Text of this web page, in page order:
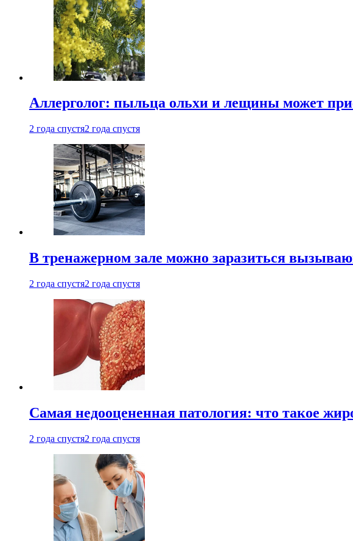
Аллерголог: пыльца ольхи и лещины может
2 года спустя2 года спустя
В тренажерном зале можно заразиться
2 года спустя2 года спустя
Самая недооцененная патология: что такое
2 года спустя2 года спустя